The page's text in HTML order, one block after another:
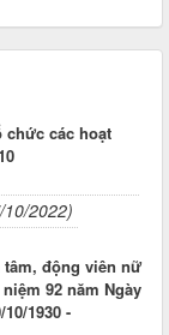
chức các hoạt
10/2022)
động viên nữ
92 năm Ngày
1930 -